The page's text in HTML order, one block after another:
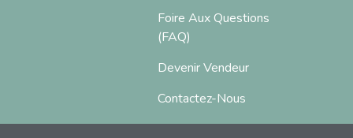
Foire Aux Questions
(FAQ)
Devenir Vendeur
Contactez-Nous